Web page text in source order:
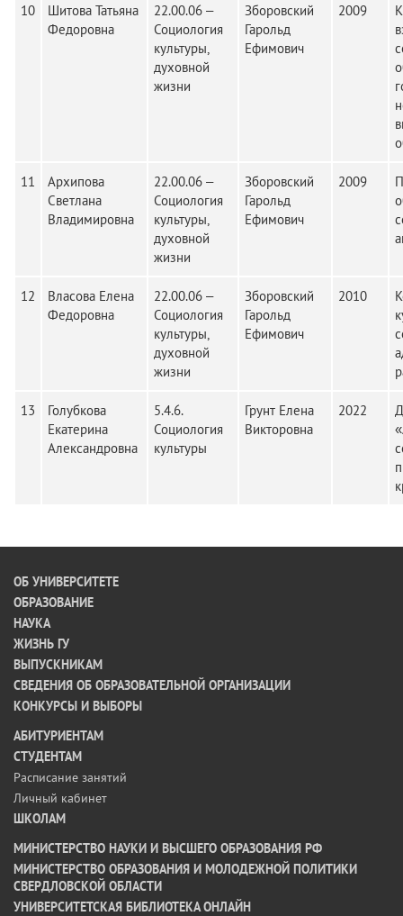
10
Шитова Татьяна
Федоровна
22.00.06 –
Социология
культуры,
духовной
жизни
Зборовский
Гарольд
Ефимович
2009
11
Архипова
Светлана
Владимировна
22.00.06 –
Социология
культуры,
духовной
жизни
Зборовский
Гарольд
Ефимович
2009
12
Власова Елена
Федоровна
22.00.06 –
Социология
культуры,
духовной
жизни
Зборовский
Гарольд
Ефимович
2010
13
Голубкова
Екатерина
Александровна
5.4.6.
Социология
культуры
Грунт Елена
Викторовна
2022
ОБ УНИВЕРСИТЕТЕ
ОБРАЗОВАНИЕ
НАУКА
ЖИЗНЬ ГУ
ВЫПУСКНИКАМ
СВЕДЕНИЯ ОБ ОБРАЗОВАТЕЛЬНОЙ ОРГАНИЗАЦИИ
КОНКУРСЫ И ВЫБОРЫ
АБИТУРИЕНТАМ
СТУДЕНТАМ
Расписание занятий
Личный кабинет
ШКОЛАМ
МИНИСТЕРСТВО НАУКИ И ВЫСШЕГО ОБРАЗОВАНИЯ РФ
МИНИСТЕРСТВО ОБРАЗОВАНИЯ И МОЛОДЕЖНОЙ ПОЛИТИКИ
СВЕРДЛОВСКОЙ ОБЛАСТИ
УНИВЕРСИТЕТСКАЯ БИБЛИОТЕКА ОНЛАЙН